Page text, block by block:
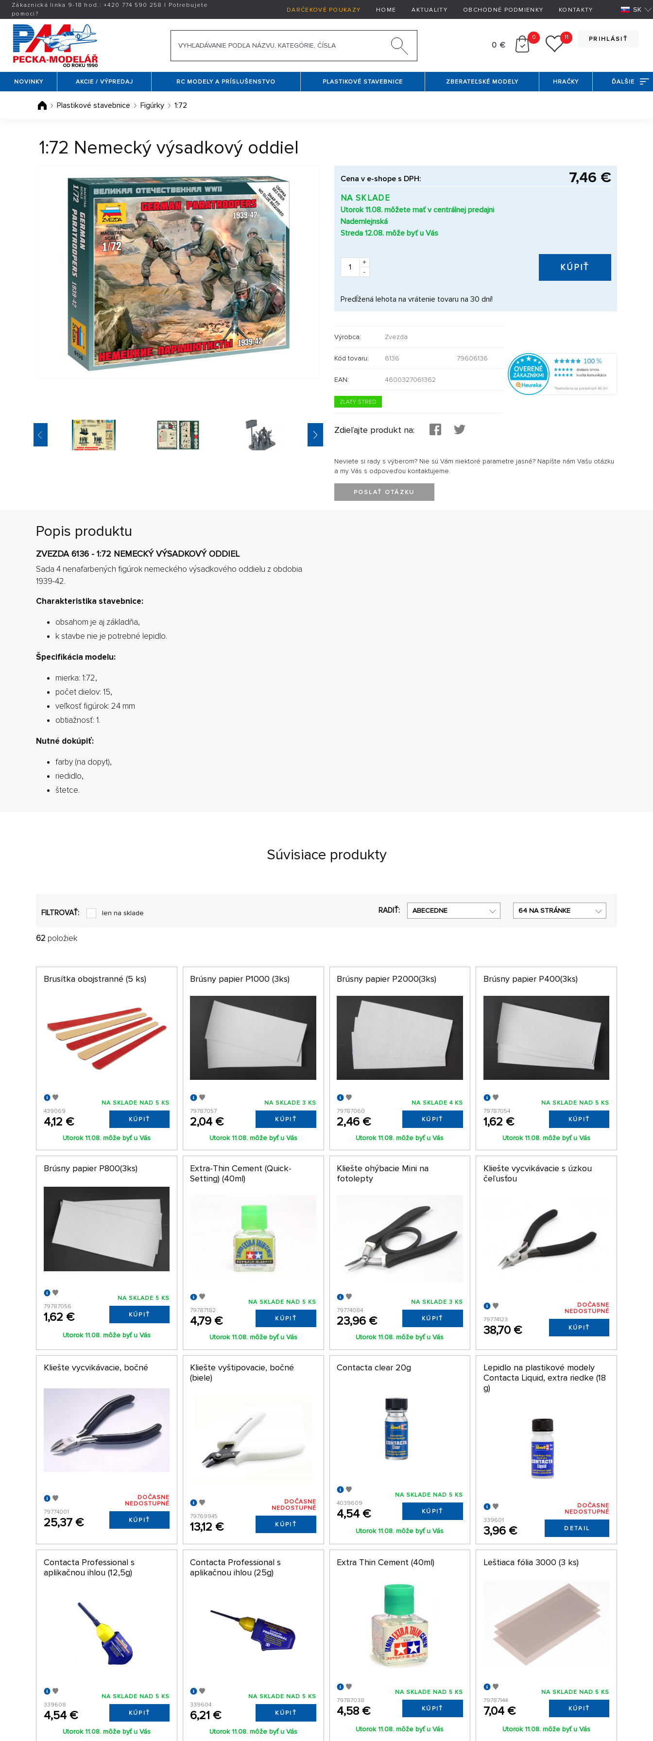
Zákaznická linka 9-18 hod.:+420 774 590 258 | Potrebujete
pomoci?
DARČEKOVÉ POUKAZY HOME AKTUALITY OBCHODNÉ PODMIENKY KONTAKTY SK
PRIHLÁSIŤ
0 €
0 11
NOVINKY AKCIE / VÝPREDAJ RC MODELY A PRÍSLUŠENSTVO PLASTIKOVÉ STAVEBNICE ZBERATEĽSKÉ MODELY HRAČKY ĎALŠIE
Plastikové stavebnice Figúrky 1:72
1:72 Nemecký výsadkový oddiel
Cena v e-shope s DPH: 7,46 €
NA SKLADE
Utorok 11.08. môžete mať v centrálnej predajni
Nademlejnská
Streda 12.08. môže byť u Vás
+
-
KÚPIŤ
Predĺžená lehota na vrátenie tovaru na 30 dní!
Výrobca: Zvezda
Kód tovaru: 6136 79606136
EAN: 4600327061362
ZLATÝ STRED
Zdieľajte produkt na:
Neviete si rady s výberom? Nie sú Vám niektoré parametre jasné? Napíšte nám Vašu otázku
a my Vás s odpoveďou kontaktujeme.
POSLAŤ OTÁZKU
Popis produktu
ZVEZDA 6136 - 1:72 NEMECKÝ VÝSADKOVÝ ODDIEL
Sada 4 nenafarbených figúrok nemeckého výsadkového oddielu z obdobia
1939-42.
Charakteristika stavebnice:
obsahom je aj základňa,
k stavbe nie je potrebné lepidlo.
Špecifikácia modelu:
mierka: 1:72,
počet dielov: 15,
veľkosť figúrok: 24 mm
obtiažnosť: 1.
Nutné dokúpiť:
farby (na dopyt),
riedidlo,
štetce.
Súvisiace produkty
FILTROVAŤ: len na sklade RADIŤ: ABECEDNE 64 NA STRÁNKE
62 položiek
Brusítka obojstranné (5 ks)
439069
4,12 €
NA SKLADE NAD 5 KS
KÚPIŤ
Utorok 11.08. môže byť u Vás
Brúsny papier P1000 (3ks)
79787057
2,04 €
NA SKLADE 3 KS
KÚPIŤ
Utorok 11.08. môže byť u Vás
Brúsny papier P2000(3ks)
79787060
2,46 €
NA SKLADE 4 KS
KÚPIŤ
Utorok 11.08. môže byť u Vás
Brúsny papier P400(3ks)
79787054
1,62 €
NA SKLADE NAD 5 KS
KÚPIŤ
Utorok 11.08. môže byť u Vás
Brúsny papier P800(3ks)
79787056
1,62 €
NA SKLADE 5 KS
KÚPIŤ
Utorok 11.08. môže byť u Vás
Extra-Thin Cement (Quick-
Setting) (40ml)
79787182
4,79 €
NA SKLADE NAD 5 KS
KÚPIŤ
Utorok 11.08. môže byť u Vás
Kliešte ohýbacie Mini na
fotolepty
79774084
23,96 €
NA SKLADE 3 KS
KÚPIŤ
Utorok 11.08. môže byť u Vás
Kliešte vycvikávacie s úzkou
čeľusťou
79774123
38,70 €
DOČASNE
NEDOSTUPNÉ
KÚPIŤ
Kliešte vycvikávacie, bočné
79774001
25,37 €
DOČASNE
NEDOSTUPNÉ
KÚPIŤ
Kliešte vyštipovacie, bočné
(biele)
79769945
13,12 €
DOČASNE
NEDOSTUPNÉ
KÚPIŤ
Contacta clear 20g
4039609
4,54 €
NA SKLADE NAD 5 KS
KÚPIŤ
Utorok 11.08. môže byť u Vás
Lepidlo na plastikové modely
Contacta Liquid, extra riedke (18
g)
339601
3,96 €
DOČASNE
NEDOSTUPNÉ
DETAIL
Contacta Professional s
aplikačnou ihlou (12,5g)
339608
4,54 €
NA SKLADE NAD 5 KS
KÚPIŤ
Utorok 11.08. môže byť u Vás
Contacta Professional s
aplikačnou ihlou (25g)
339604
6,21 €
NA SKLADE NAD 5 KS
KÚPIŤ
Utorok 11.08. môže byť u Vás
Extra Thin Cement (40ml)
79787038
4,58 €
NA SKLADE NAD 5 KS
KÚPIŤ
Utorok 11.08. môže byť u Vás
Leštiaca fólia 3000 (3 ks)
79787144
7,04 €
NA SKLADE NAD 5 KS
KÚPIŤ
Utorok 11.08. môže byť u Vás